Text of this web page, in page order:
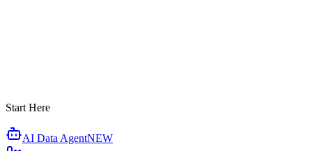
Start Here
AI Data AgentNEW